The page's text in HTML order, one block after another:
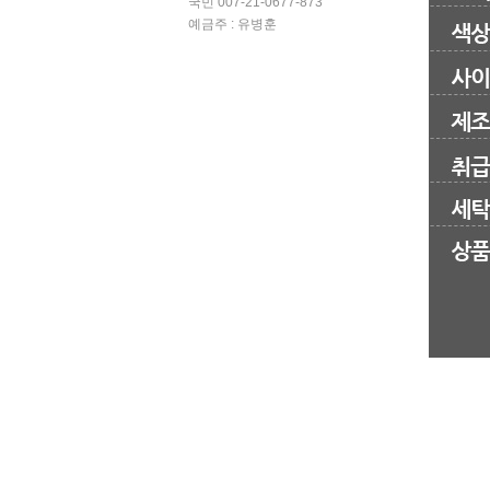
예금주 : 유병훈